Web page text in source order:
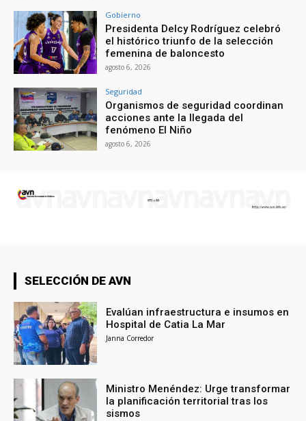
Gobierno
Presidenta Delcy Rodríguez celebró
el histórico triunfo de la selección
femenina de baloncesto
agosto 6, 2026
Seguridad
Organismos de seguridad coordinan
acciones ante la llegada del
fenómeno El Niño
agosto 6, 2026
SELECCIÓN DE AVN
Evalúan infraestructura e insumos en
Hospital de Catia La Mar
Janna Corredor
Ministro Menéndez: Urge transformar
la planificación territorial tras los
sismos